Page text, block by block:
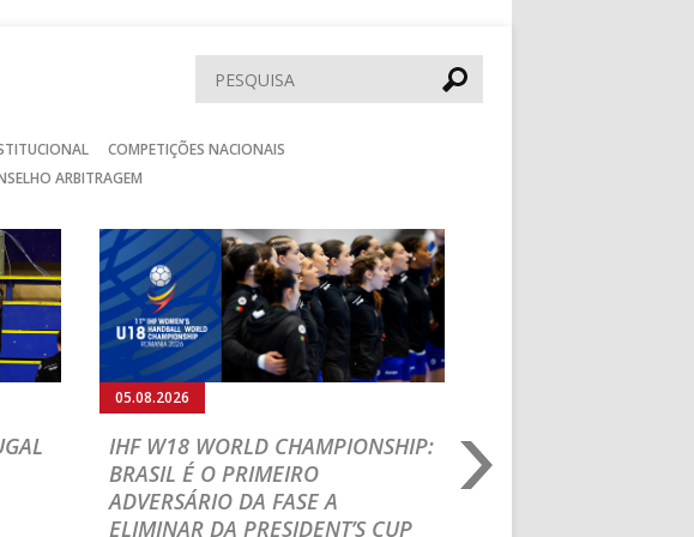
Pesquisar
COMPETIÇÕES NACIONAIS
ARBITRAGEM
05.08.2026
IHF W18 WORLD CHAMPIONSHIP:
BRASIL É O PRIMEIRO
ADVERSÁRIO DA FASE A
ELIMINAR DA PRESIDENT’S CUP
Seguinte